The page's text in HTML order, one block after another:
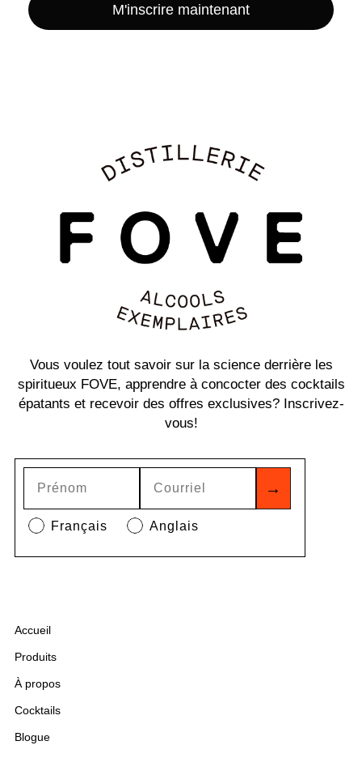
M'inscrire maintenant
Vous voulez tout savoir sur la science derrière les
spiritueux FOVE, apprendre à concocter des cocktails
épatants et recevoir des offres exclusives? Inscrivez-
vous!
→
Français Anglais
Accueil
Produits
À propos
Cocktails
Blogue